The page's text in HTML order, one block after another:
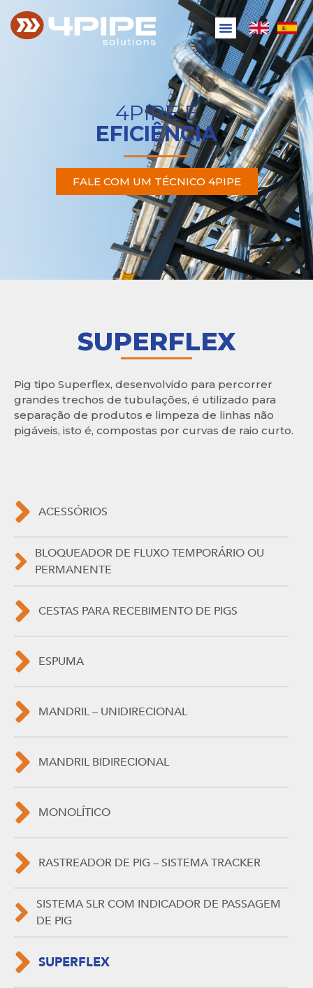
4PIPE É
EFICIÊNCIA
FALE COM UM TÉCNICO 4PIPE
SUPERFLEX
Pig tipo Superflex, desenvolvido para percorrer
grandes trechos de tubulações, é utilizado para
separação de produtos e limpeza de linhas não
pigáveis, isto é, compostas por curvas de raio curto.
ACESSÓRIOS
BLOQUEADOR DE FLUXO TEMPORÁRIO OU
PERMANENTE
CESTAS PARA RECEBIMENTO DE PIGS
ESPUMA
MANDRIL – UNIDIRECIONAL
MANDRIL BIDIRECIONAL
MONOLÍTICO
RASTREADOR DE PIG – SISTEMA TRACKER
SISTEMA SLR COM INDICADOR DE PASSAGEM
DE PIG
SUPERFLEX